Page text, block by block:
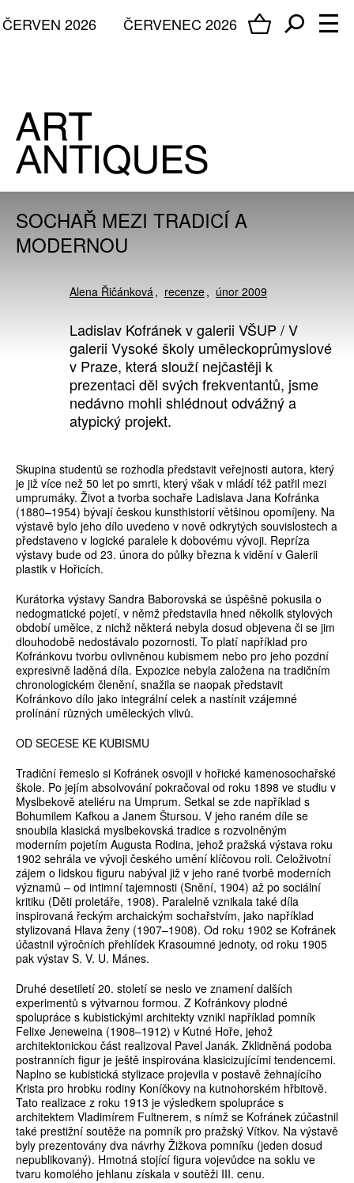
ČERVENEC 2026
ČERVEN 2026
SOCHAŘ MEZI TRADICÍ A
MODERNOU
Alena Řičánková recenze únor 2009
Ladislav Kofránek v galerii VŠUP / V
galerii Vysoké školy uměleckoprůmyslové
v Praze, která slouží nejčastěji k
prezentaci děl svých frekventantů, jsme
nedávno mohli shlédnout odvážný a
atypický projekt.
Skupina studentů se rozhodla představit veřejnosti autora, který
je již více než 50 let po smrti, který však v mládí též patřil mezi
umprumáky. Život a tvorba sochaře Ladislava Jana Kofránka
(1880–1954) bývají českou kunsthistorií většinou opomíjeny. Na
výstavě bylo jeho dílo uvedeno v nově odkrytých souvislostech a
představeno v logické paralele k dobovému vývoji. Repríza
výstavy bude od 23. února do půlky března k vidění v Galerii
plastik v Hořicích.
Kurátorka výstavy Sandra Baborovská se úspěšně pokusila o
nedogmatické pojetí, v němž představila hned několik stylových
období umělce, z nichž některá nebyla dosud objevena či se jim
dlouhodobě nedostávalo pozornosti. To platí například pro
Kofránkovu tvorbu ovlivněnou kubismem nebo pro jeho pozdní
expresivně laděná díla. Expozice nebyla založena na tradičním
chronologickém členění, snažila se naopak představit
Kofránkovo dílo jako integrální celek a nastínit vzájemné
prolínání různých uměleckých vlivů.
OD SECESE KE KUBISMU
Tradiční řemeslo si Kofránek osvojil v hořické kamenosochařské
škole. Po jejím absolvování pokračoval od roku 1898 ve studiu v
Myslbekově ateliéru na Umprum. Setkal se zde například s
Bohumilem Kafkou a Janem Štursou. V jeho raném díle se
snoubila klasická myslbekovská tradice s rozvolněným
moderním pojetím Augusta Rodina, jehož pražská výstava roku
1902 sehrála ve vývoji českého umění klíčovou roli. Celoživotní
zájem o lidskou figuru nabýval již v jeho rané tvorbě moderních
významů – od intimní tajemnosti (Snění, 1904) až po sociální
kritiku (Děti proletáře, 1908). Paralelně vznikala také díla
inspirovaná řeckým archaickým sochařstvím, jako například
stylizovaná Hlava ženy (1907–1908). Od roku 1902 se Kofránek
účastnil výročních přehlídek Krasoumné jednoty, od roku 1905
pak výstav S. V. U. Mánes.
Druhé desetiletí 20. století se neslo ve znamení dalších
experimentů s výtvarnou formou. Z Kofránkovy plodné
spolupráce s kubistickými architekty vznikl například pomník
Felixe Jeneweina (1908–1912) v Kutné Hoře, jehož
architektonickou část realizoval Pavel Janák. Zklidněná podoba
postranních figur je ještě inspirována klasicizujícími tendencemi.
Naplno se kubistická stylizace projevila v postavě žehnajícího
Krista pro hrobku rodiny Koníčkovy na kutnohorském hřbitově.
Tato realizace z roku 1913 je výsledkem spolupráce s
architektem Vladimírem Fultnerem, s nímž se Kofránek zúčastnil
také prestižní soutěže na pomník pro pražský Vítkov. Na výstavě
byly prezentovány dva návrhy Žižkova pomníku (jeden dosud
nepublikovaný). Hmotná stojící figura vojevůdce na soklu ve
tvaru komolého jehlanu získala v soutěži III. cenu.